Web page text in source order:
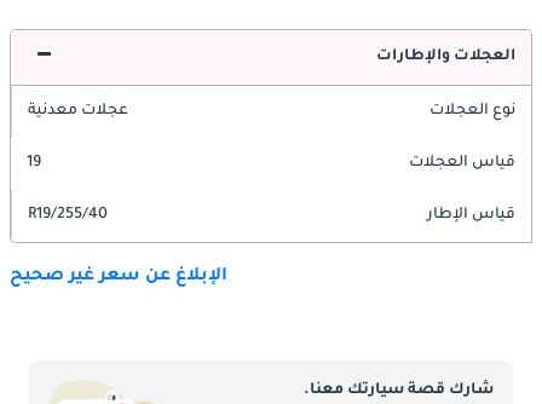
العجلات والإطارات
نوع العجلات عجلات معدنية
قياس العجلات 19
قياس الإطار 255/40/R19
الإبلاغ عن سعر غير صحيح
شارك قصة سيارتك معنا.